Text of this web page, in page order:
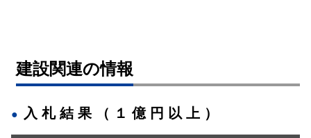
建設関連の情報
入札結果（１億円以上）